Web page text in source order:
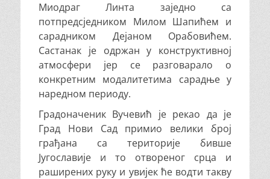
Миодраг Линта заједно са
потпредсједником Милом Шапићем и
сарадником Дејаном Орабовићем.
Састанак је одржан у конструктивној
атмосфери јер се разговарало о
конкретним модалитетима сарадње у
наредном периоду.
Градоначеник Вучевић је рекао да је
Град Нови Сад примио велики број
грађана са територије бивше
Југославије и то отвореног срца и
раширених руку и увијек ће водти такву